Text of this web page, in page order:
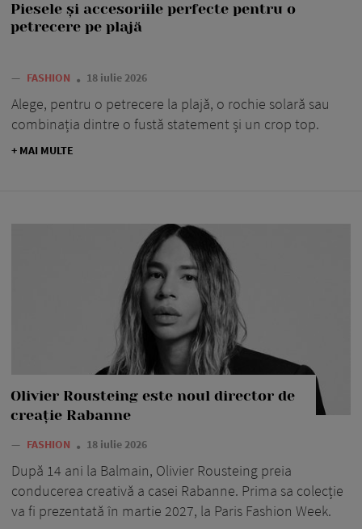
Piesele și accesoriile perfecte pentru o
petrecere pe plajă
— FASHION 18 iulie 2026
Alege, pentru o petrecere la plajă, o rochie solară sau
combinația dintre o fustă statement și un crop top.
+ MAI MULTE
Olivier Rousteing este noul director de
creație Rabanne
— FASHION 18 iulie 2026
După 14 ani la Balmain, Olivier Rousteing preia
conducerea creativă a casei Rabanne. Prima sa colecție
va fi prezentată în martie 2027, la Paris Fashion Week.